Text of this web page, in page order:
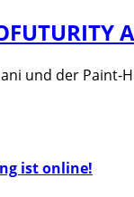
und der
ist online!